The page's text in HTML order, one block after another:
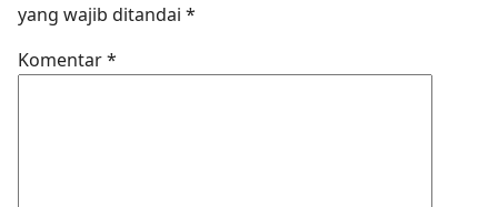
yang wajib ditandai *
Komentar*